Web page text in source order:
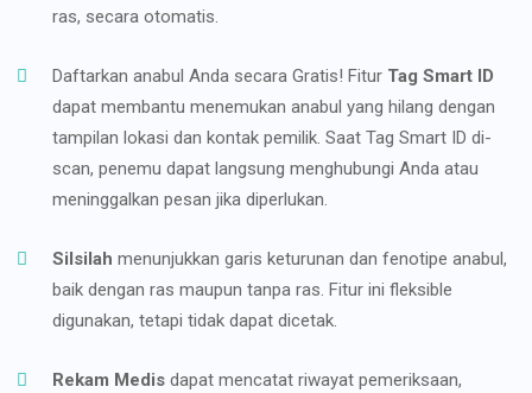
ras, secara otomatis.
Daftarkan anabul Anda secara Gratis! Fitur Tag Smart ID
dapat membantu menemukan anabul yang hilang dengan
tampilan lokasi dan kontak pemilik. Saat Tag Smart ID di-
scan, penemu dapat langsung menghubungi Anda atau
meninggalkan pesan jika diperlukan.
Silsilah menunjukkan garis keturunan dan fenotipe anabul,
baik dengan ras maupun tanpa ras. Fitur ini fleksible
digunakan, tetapi tidak dapat dicetak.
Rekam Medis dapat mencatat riwayat pemeriksaan,